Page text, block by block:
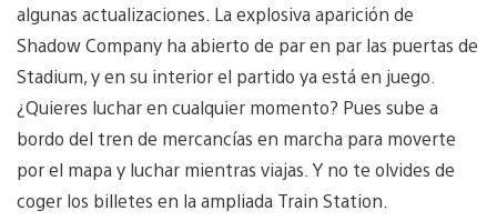
algunas actualizaciones. La explosiva aparición de
Shadow Company ha abierto de par en par las puertas de
Stadium, y en su interior el partido ya está en juego.
¿Quieres luchar en cualquier momento? Pues sube a
bordo del tren de mercancías en marcha para moverte
por el mapa y luchar mientras viajas. Y no te olvides de
coger los billetes en la ampliada Train Station.